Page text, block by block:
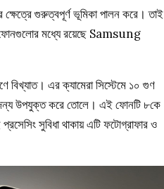
গুরুত্বপূর্ণ ভূমিকা পালন করে। তাই
ফোনগুলোর মধ্যে রয়েছে Samsung
এর ক্যামেরা সিস্টেমে ১০ গুণ
জন্য উপযুক্ত করে তোলে। এই ফোনটি ৮কে
সুবিধা থাকায় এটি ফটোগ্রাফার ও